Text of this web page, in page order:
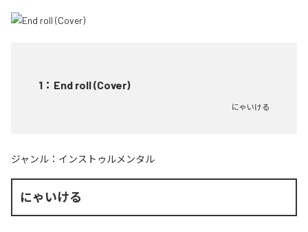
1 ： End roll (Cover)
にゃいける
ジャンル： インストゥルメンタル
にゃいける